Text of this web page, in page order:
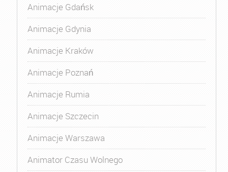
Animacje Gdańsk
Animacje Gdynia
Animacje Kraków
Animacje Poznań
Animacje Rumia
Animacje Szczecin
Animacje Warszawa
Animator Czasu Wolnego